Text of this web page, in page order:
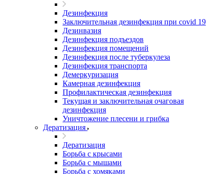
Дезинфекция
Заключительная дезинфекция при covid 19
Дезинвазия
Дезинфекция подъездов
Дезинфекция помещений
Дезинфекция после туберкулеза
Дезинфекция транспорта
Демеркуризация
Камерная дезинфекция
Профилактическая дезинфекция
Текущая и заключительная очаговая
дезинфекция
Уничтожение плесени и грибка
Дератизация
Дератизация
Борьба с крысами
Борьба с мышами
Борьба с хомяками